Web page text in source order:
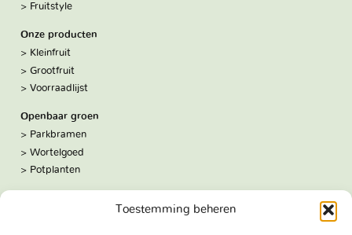
Toestemming beheren
Fruitstyle
Onze producten
Kleinfruit
Grootfruit
Voorraadlijst
Openbaar groen
Parkbramen
Wortelgoed
Potplanten